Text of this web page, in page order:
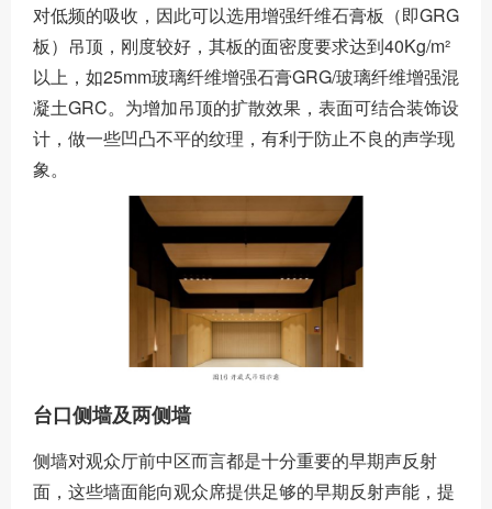
对低频的吸收，因此可以选用增强纤维石膏板（即GRG
板）吊顶，刚度较好，其板的面密度要求达到40Kg/m²
以上，如25mm玻璃纤维增强石膏GRG/玻璃纤维增强混
凝土GRC。为增加吊顶的扩散效果，表面可结合装饰设
计，做一些凹凸不平的纹理，有利于防止不良的声学现
象。
台口侧墙及两侧墙
侧墙对观众厅前中区而言都是十分重要的早期声反射
面，这些墙面能向观众席提供足够的早期反射声能，提